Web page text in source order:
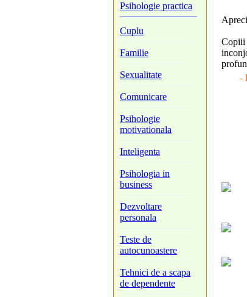
Psihologie practica
Cuplu
Familie
Sexualitate
Comunicare
Psihologie
motivationala
Inteligenta
Psihologia in
business
Dezvoltare
personala
Teste de
autocunoastere
Tehnici de a scapa
de dependente
Copiii
-